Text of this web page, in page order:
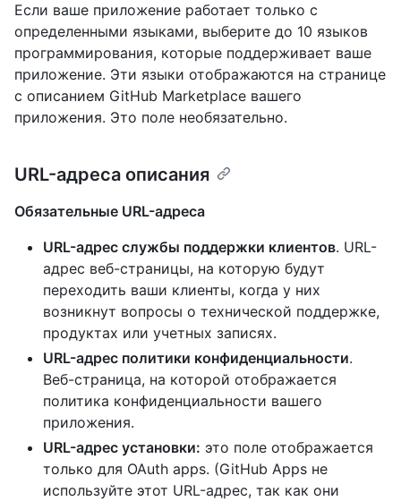
Если ваше приложение работает только с
определенными языками, выберите до 10 языков
программирования, которые поддерживает ваше
приложение. Эти языки отображаются на странице
с описанием GitHub Marketplace вашего
приложения. Это поле необязательно.
URL-адреса описания
Обязательные URL-адреса
URL-адрес службы поддержки клиентов. URL-
адрес веб-страницы, на которую будут
переходить ваши клиенты, когда у них
возникнут вопросы о технической поддержке,
продуктах или учетных записях.
URL-адрес политики конфиденциальности.
Веб-страница, на которой отображается
политика конфиденциальности вашего
приложения.
URL-адрес установки: это поле отображается
только для OAuth apps. (GitHub Apps не
используйте этот URL-адрес, так как они